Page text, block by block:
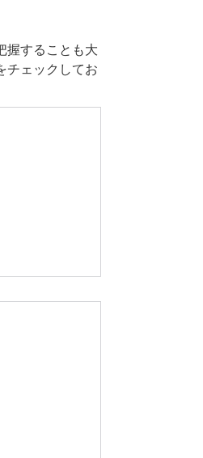
握することも大
チェックしてお